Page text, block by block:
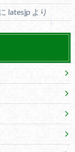
latesjp より